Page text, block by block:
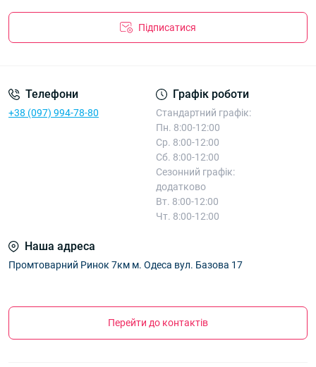
Підписатися
Телефони
+38 (097) 994-78-80
Графік роботи
Стандартний графік:
Пн. 8:00-12:00
Ср. 8:00-12:00
Сб. 8:00-12:00
Сезонний графік:
додатково
Вт. 8:00-12:00
Чт. 8:00-12:00
Наша адреса
Промтоварний Ринок 7км м. Одеса вул. Базова 17
Перейти до контактів